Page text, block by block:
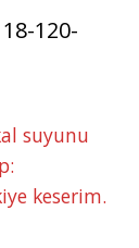
120-
suyunu
keserim.